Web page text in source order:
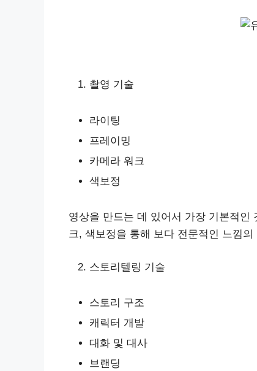
촬영 기술
라이팅
프레이밍
카메라 워크
색보정
영상을 만드는 데 있어서 가장 기본적인
크, 색보정을 통해 보다 전문적인 느낌
스토리텔링 기술
스토리 구조
캐릭터 개발
대화 및 대사
브랜딩